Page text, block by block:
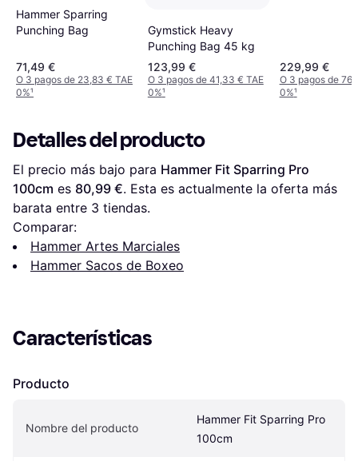
Hammer Sparring
Punching Bag
71,49 €
O 3 pagos de 23,83 € TAE
0%¹
Gymstick Heavy
Punching Bag 45 kg
123,99 €
O 3 pagos de 41,33 € TAE
0%¹
229,99 €
O 3 pagos de
0%¹
Detalles del producto
El precio más bajo para Hammer Fit Sparring Pro
100cm es 80,99 €. Esta es actualmente la oferta más
barata entre 3 tiendas.
Comparar:
Hammer Artes Marciales
Hammer Sacos de Boxeo
Características
Producto
Nombre del producto
Hammer Fit Sparring Pro
100cm